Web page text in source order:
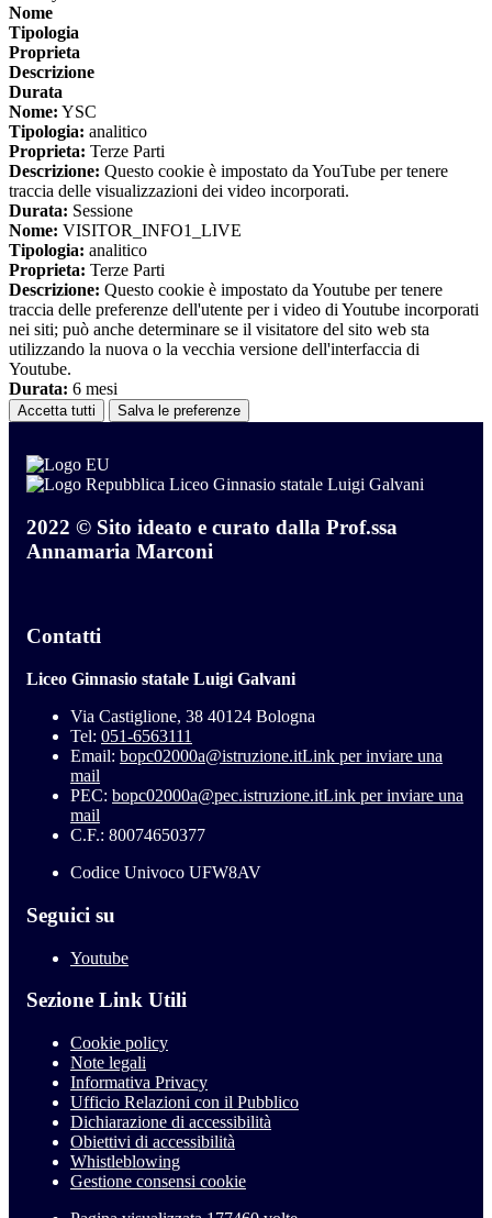
Nome
Tipologia
Proprieta
Descrizione
Durata
Nome: YSC
Tipologia: analitico
Proprieta: Terze Parti
Descrizione: Questo cookie è impostato da YouTube per tenere
traccia delle visualizzazioni dei video incorporati.
Durata: Sessione
Nome: VISITOR_INFO1_LIVE
Tipologia: analitico
Proprieta: Terze Parti
Descrizione: Questo cookie è impostato da Youtube per tenere
traccia delle preferenze dell'utente per i video di Youtube incorporati
nei siti; può anche determinare se il visitatore del sito web sta
utilizzando la nuova o la vecchia versione dell'interfaccia di
Youtube.
Durata: 6 mesi
Accetta tutti Salva le preferenze
Liceo Ginnasio statale Luigi Galvani
2022 © Sito ideato e curato dalla Prof.ssa
Annamaria Marconi
Contatti
Liceo Ginnasio statale Luigi Galvani
Via Castiglione, 38 40124 Bologna
Tel: 051-6563111
Email: bopc02000a@istruzione.itLink per inviare una
mail
PEC: bopc02000a@pec.istruzione.itLink per inviare una
mail
C.F.: 80074650377
Codice Univoco UFW8AV
Seguici su
Youtube
Sezione Link Utili
Cookie policy
Note legali
Informativa Privacy
Ufficio Relazioni con il Pubblico
Dichiarazione di accessibilità
Obiettivi di accessibilità
Whistleblowing
Gestione consensi cookie